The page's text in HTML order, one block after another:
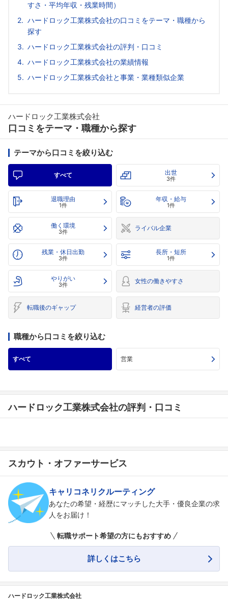
すさ・平均年収・残業時間）
ハードロック工業株式会社の口コミをテーマ・職種から
探す
ハードロック工業株式会社の評判・口コミ
ハードロック工業株式会社の業績情報
ハードロック工業株式会社と事業・業種類似企業
ハードロック工業株式会社
口コミをテーマ・職種から探す
テーマから口コミを絞り込む
すべて 出世
3件
退職理由
1件
年収・給与
1件
働く環境
3件 ライバル企業
残業・休日出勤
3件
長所・短所
1件
やりがい
3件 女性の働きやすさ
転職後のギャップ 経営者の評価
職種から口コミを絞り込む
すべて 営業
ハードロック工業株式会社の評判・口コミ
スカウト・オファーサービス
キャリコネリクルーティング
あなたの希望・経歴にマッチした大手・優良企業の求
人をお届け！
転職サポート希望の方にもおすすめ
詳しくはこちら
ハードロック工業株式会社